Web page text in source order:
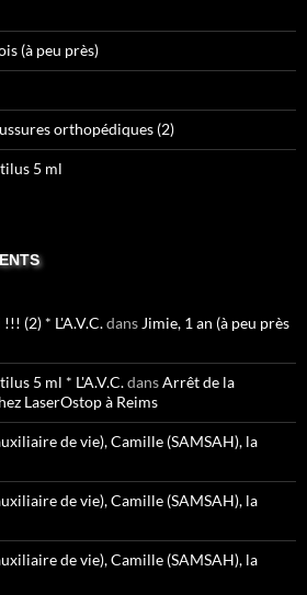
(à peu près)
orthopédiques (2)
5 ml
(2) * L'A.V.C.dans Jimie, 1 an (à peu près
5 ml * L'A.V.C.dansArrêt de la
LaserOstop à Reims
de vie), Camille (SAMSAH), la
de vie), Camille (SAMSAH), la
de vie), Camille (SAMSAH), la